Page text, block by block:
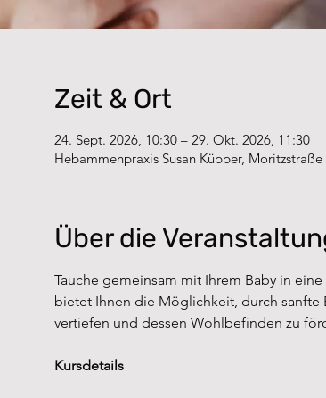
Zeit & Ort
24. Sept. 2026, 10:30 – 29. Okt. 2026, 11:30
Hebammenpraxis Susan Küpper,
Über die
Tauche gemeinsam mit Ihrem Baby in
bietet Ihnen die Möglichkeit, durch sanfte
vertiefen und dessen Wohlbefinden zu
Kursdetails